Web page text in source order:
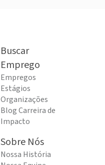
Buscar
Emprego
Empregos
Estágios
Organizações
Blog Carreira de
Impacto
Sobre Nós
Nossa História